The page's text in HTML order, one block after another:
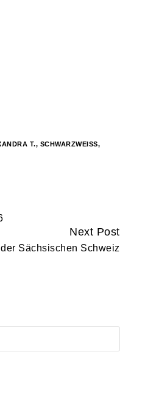
T., SCHWARZWEISS
,
Next Post
Sächsischen Schweiz